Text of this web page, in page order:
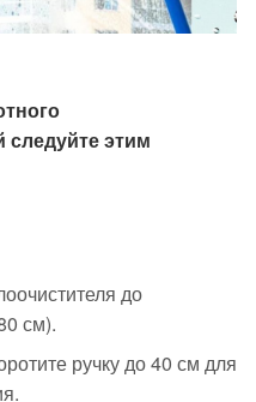
следуйте этим
до
см).
ручку до 40 см для